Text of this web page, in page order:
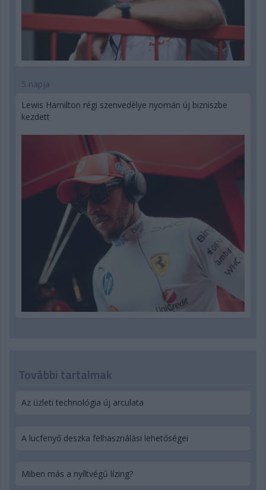
5 napja
Lewis Hamilton régi szenvedélye nyomán új bizniszbe
kezdett
További tartalmak
Az üzleti technológia új arculata
A lucfenyő deszka felhasználási lehetőségei
Miben más a nyíltvégű lízing?